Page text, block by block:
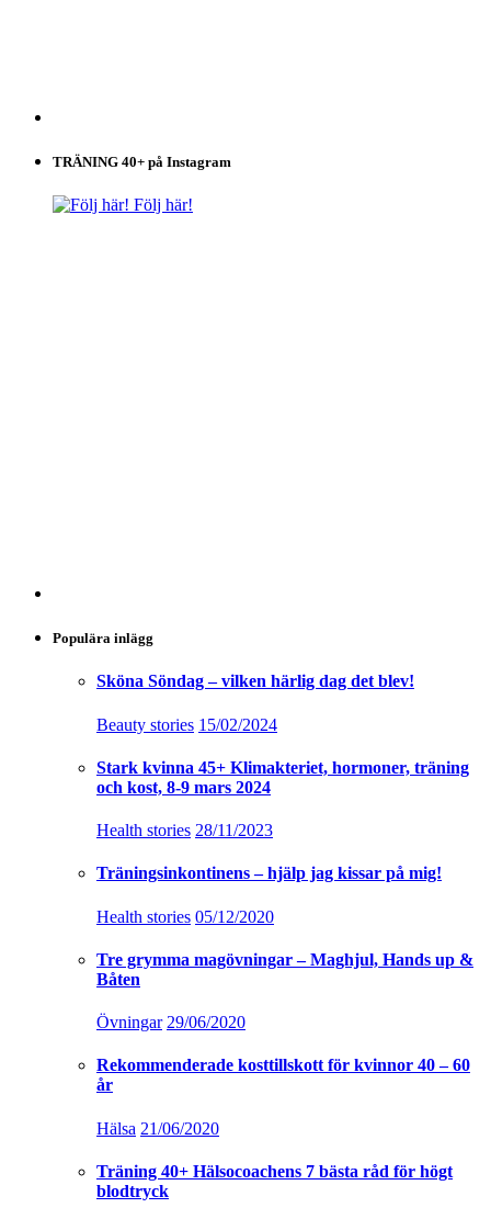
TRÄNING 40+ på Instagram
Följ här!
Populära inlägg
Sköna Söndag – vilken härlig dag det blev!
Beauty stories 15/02/2024
Stark kvinna 45+ Klimakteriet, hormoner, träning
och kost, 8-9 mars 2024
Health stories 28/11/2023
Träningsinkontinens – hjälp jag kissar på mig!
Health stories 05/12/2020
Tre grymma magövningar – Maghjul, Hands up &
Båten
Övningar 29/06/2020
Rekommenderade kosttillskott för kvinnor 40 – 60
år
Hälsa 21/06/2020
Träning 40+ Hälsocoachens 7 bästa råd för högt
blodtryck